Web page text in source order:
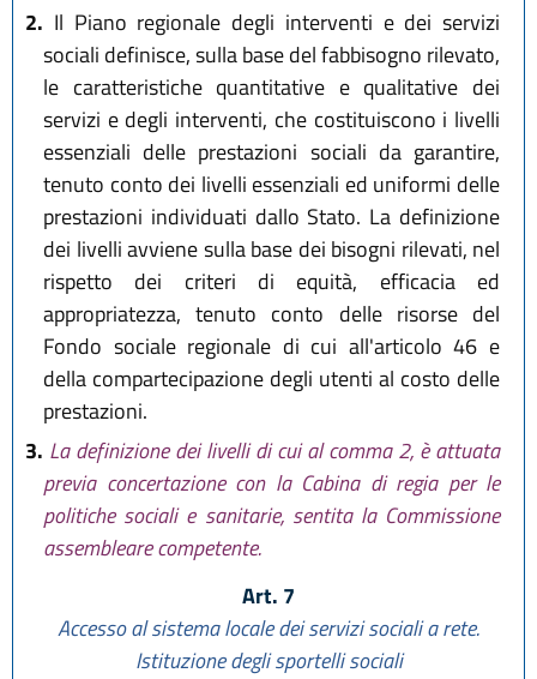
2. Il Piano regionale degli interventi e dei servizi
sociali definisce, sulla base del fabbisogno rilevato,
le caratteristiche quantitative e qualitative dei
servizi e degli interventi, che costituiscono i livelli
essenziali delle prestazioni sociali da garantire,
tenuto conto dei livelli essenziali ed uniformi delle
prestazioni individuati dallo Stato. La definizione
dei livelli avviene sulla base dei bisogni rilevati, nel
rispetto dei criteri di equità, efficacia ed
appropriatezza, tenuto conto delle risorse del
Fondo sociale regionale di cui all'articolo 46 e
della compartecipazione degli utenti al costo delle
prestazioni.
3. La definizione dei livelli di cui al comma 2, è attuata
previa concertazione con la Cabina di regia per le
politiche sociali e sanitarie, sentita la Commissione
assembleare competente.
Art. 7
Accesso al sistema locale dei servizi sociali a rete.
Istituzione degli sportelli sociali